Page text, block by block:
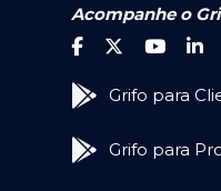
Acompanhe o
Grifo para
Grifo para